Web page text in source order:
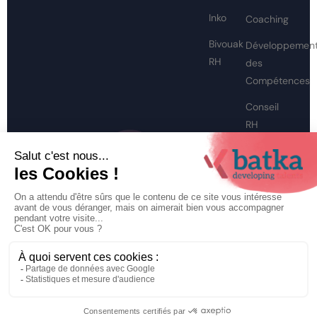
Inko
Bivouak
RH
Coaching
des
Compétences
Conseil
RH
Externalisation
RH
Marque
Employeur